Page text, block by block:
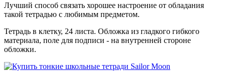
Лучший способ связать хорошее настроение от обладания
такой тетрадью c любимым предметом.
Тетрадь в клетку, 24 листа. Обложка из гладкого гибкого
материала, поле для подписи - на внутренней стороне
обложки.